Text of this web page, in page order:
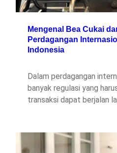
Mengenal Bea Cukai
Perdagangan
Indonesia
Dalam perdagangan
banyak regulasi yang
transaksi dapat berjalan